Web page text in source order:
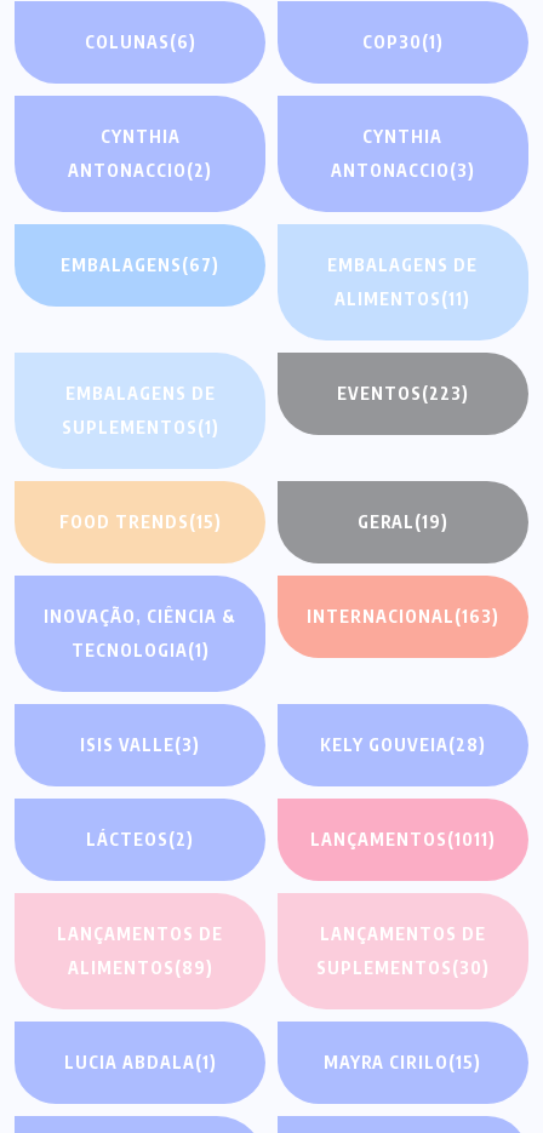
COLUNAS(6) COP30(1)
CYNTHIA
ANTONACCIO(2)
CYNTHIA
ANTONACCIO(3)
EMBALAGENS(67)
EMBALAGENS DE
ALIMENTOS(11)
EMBALAGENS DE
SUPLEMENTOS(1)
EVENTOS(223)
FOOD TRENDS(15) GERAL(19)
INOVAÇÃO, CIÊNCIA &
TECNOLOGIA(1)
INTERNACIONAL(163)
ISIS VALLE(3) KELY GOUVEIA(28)
LÁCTEOS(2) LANÇAMENTOS(1011)
LANÇAMENTOS DE
ALIMENTOS(89)
LANÇAMENTOS DE
SUPLEMENTOS(30)
LUCIA ABDALA(1) MAYRA CIRILO(15)